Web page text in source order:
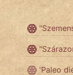
És
'Paleo